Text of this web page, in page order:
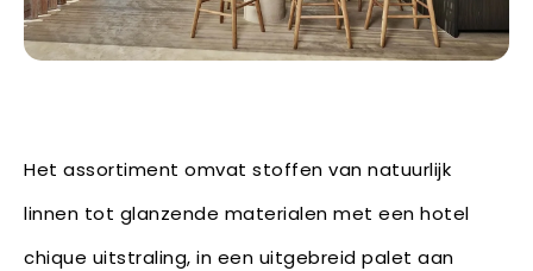
Het assortiment omvat stoffen van natuurlijk
linnen tot glanzende materialen met een hotel
chique uitstraling, in een uitgebreid palet aan